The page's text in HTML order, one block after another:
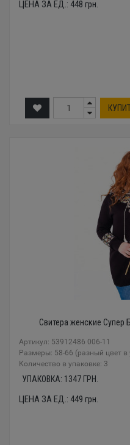
ЦЕНА ЗА ЕД.: 448 грн.
Свитера женские Супер
Артикул: 53912486 006-11
Размеры: 58-66 (разный цвет в
Количество в упаковке: 3
УПАКОВКА: 1347 ГРН.
ЦЕНА ЗА ЕД.: 449 грн.